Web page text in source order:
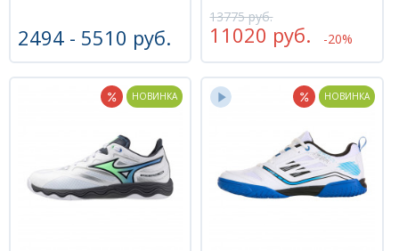
2494 - 5510 руб.
13775 руб.
11020 руб. -20%
НОВИНКА НОВИНКА